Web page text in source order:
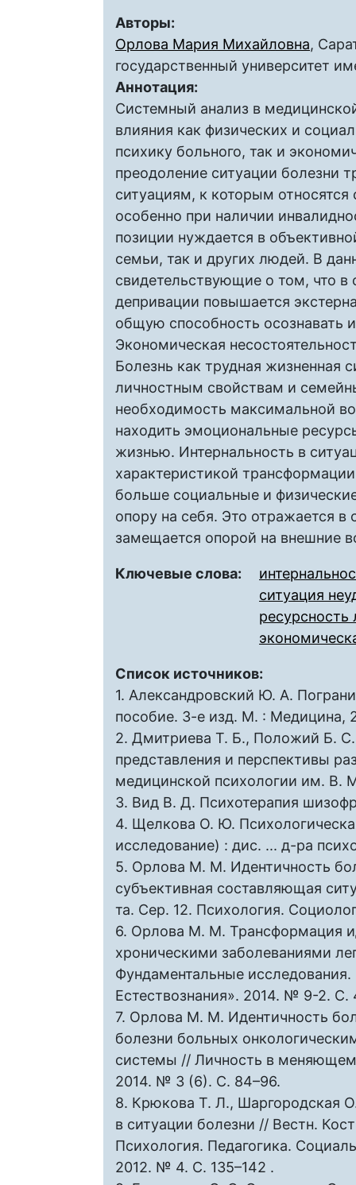
Авторы:
Орлова Мария Михайловна,
государственный университет
Аннотация:
Системный анализ в
влияния как физических и
психику больного, так и
преодоление ситуации болезни
ситуациям, к которым относятся
особенно при наличии
позиции нуждается в
семьи, так и других людей. В
свидетельствующие о том, что в
депривации повышается
общую способность осознавать
Экономическая
Болезнь как трудная жизненная
личностным свойствам и
необходимость максимальной
находить эмоциональные
жизнью. Интернальность в
характеристикой
больше социальные и
опору на себя. Это отражается в
замещается опорой на внешние
Ключевые слова:
ситуация
ресурсность
Список источников:
1. Александровский Ю. А.
пособие. 3-е изд. М. : Медицина,
2. Дмитриева Т. Б., Положий Б.
представления и перспективы
медицинской психологии им. В.
3. Вид В. Д. Психотерапия
4. Щелкова О. Ю.
исследование) : дис. ... д-ра
5. Орлова М. М. Идентичность
субъективная составляющая
та. Сер. 12. Психология.
6. Орлова М. М. Трансформация
хроническими заболеваниями
Фундаментальные
Естествознания». 2014. № 9-2. С.
7. Орлова М. М. Идентичность
болезни больных
системы // Личность в
2014. № 3 (6). С. 84–96.
8. Крюкова Т. Л., Шаргородская
в ситуации болезни // Вестн.
Психология. Педагогика.
2012. № 4. С. 135–142 .